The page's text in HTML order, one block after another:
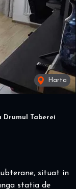
Harta
Drumul Taberei
situat in
statia de